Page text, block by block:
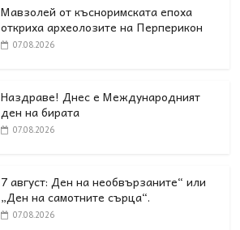
Мавзолей от късноримската епоха
откриха археолозите на Перперикон
07.08.2026
Наздраве! Днес е Международният
ден на бирата
07.08.2026
7 август: Ден на необвързаните“ или
„Ден на самотните сърца“.
07.08.2026